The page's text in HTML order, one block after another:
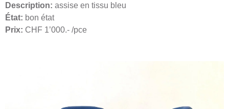
Description: assise en tissu bleu
État: bon état
Prix: CHF 1’000.- /pce